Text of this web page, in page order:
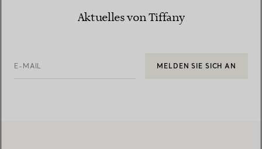
Aktuelles von Tiffany
E-MAIL MELDEN SIE SICH AN